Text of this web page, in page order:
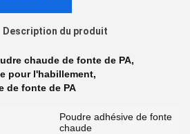
Description du produit
chaude de fonte de PA,
pour l'habillement,
de fonte de PA
Poudre adhésive de fonte
chaude